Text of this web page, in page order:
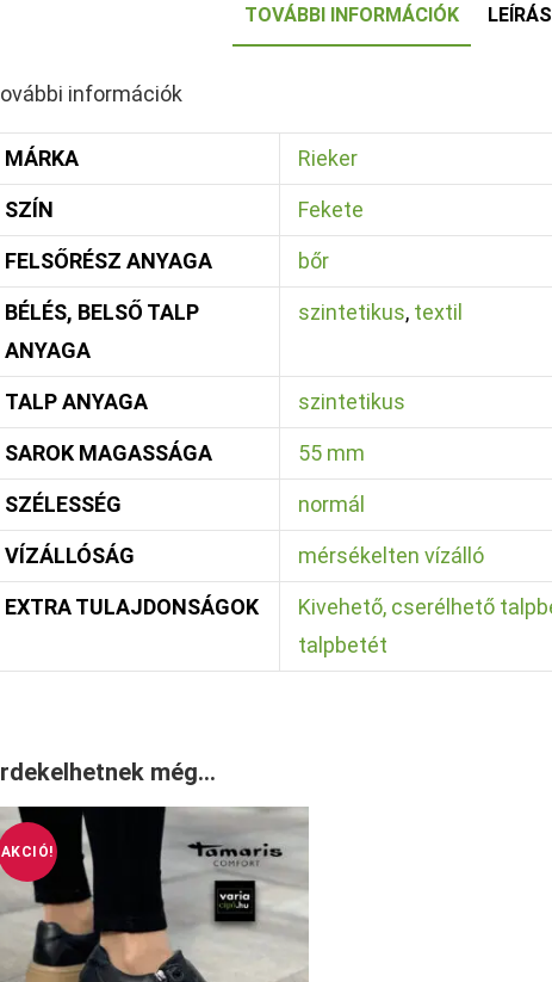
TOVÁBBI INFORMÁCIÓK LEÍRÁS
információk
MÁRKA Rieker
SZÍN Fekete
FELSŐRÉSZ ANYAGA bőr
BÉLÉS, BELSŐ TALP
ANYAGA
szintetikus, textil
TALP ANYAGA szintetikus
SAROK MAGASSÁGA 55 mm
SZÉLESSÉG normál
VÍZÁLLÓSÁG mérsékelten vízálló
EXTRA TULAJDONSÁGOK Kivehető, cserélhető
talpbetét
még…
AKCIÓ!